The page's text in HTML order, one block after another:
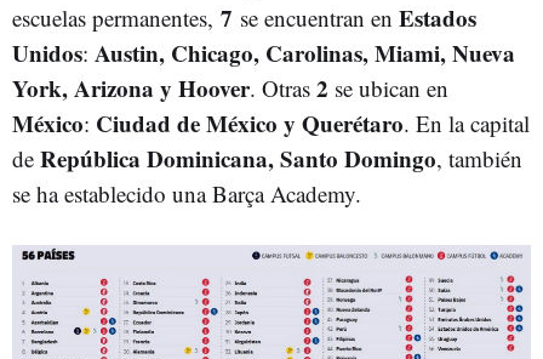
escuelas permanentes, 7 se encuentran en Estados
Unidos: Austin, Chicago, Carolinas, Miami, Nueva
York, Arizona y Hoover. Otras 2 se ubican en
México: Ciudad de México y Querétaro. En la capital
de República Dominicana, Santo Domingo, también
se ha establecido una Barça Academy.